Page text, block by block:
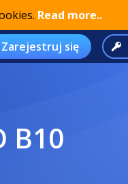
Read more..
Zarejestruj się
B10